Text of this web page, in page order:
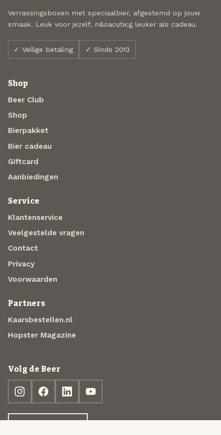
Verrassingsboxen met speciaalbier, afgestemd op jouw
smaak. Leuk voor jezelf, n&oacute;g leuker als cadeau.
✓ Veilige betaling ✓ Sinds 2013
Shop
Beer Club
Shop
Bierpakket
Bier cadeau
Giftcard
Aanbiedingen
Service
Klantenservice
Veelgestelde vragen
Contact
Privacy
Voorwaarden
Partners
Kaarsbestellen.nl
Hopster Magazine
Volg de Beer